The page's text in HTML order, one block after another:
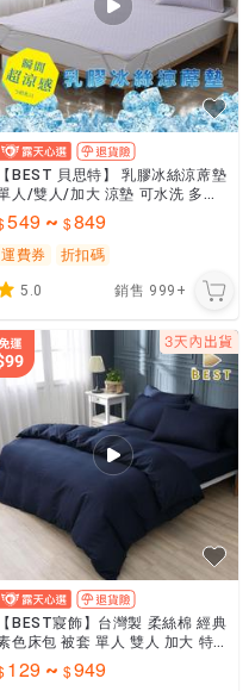
【BEST 貝思特】 乳膠冰絲涼蓆墊
人/雙人/加大 涼墊 可水洗 多色
任選 夏季出清特殺價
549~ 849
運費券 折扣碼
5.0 銷售 999+
【BEST寢飾】台灣製 柔絲棉 經典
色床包 被套 單人 雙人 加大 特大
床包加高35CM 日式無印 枕頭套
海藍
129~ 949